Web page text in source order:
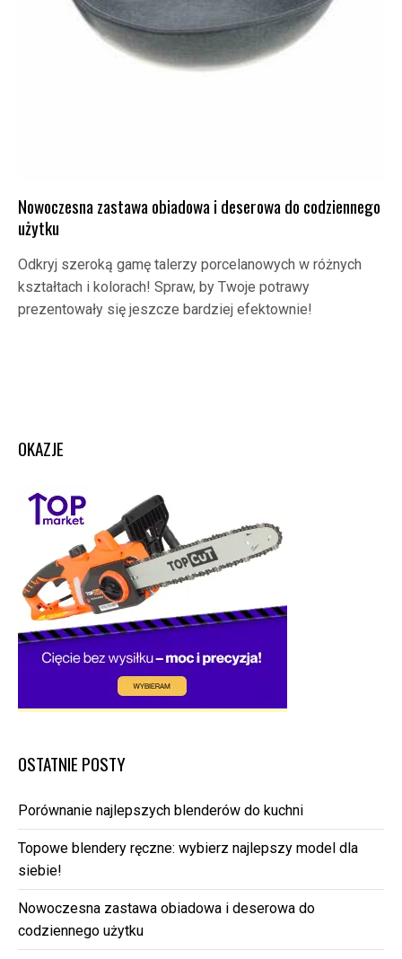
Nowoczesna zastawa obiadowa i deserowa do codziennego
użytku
Odkryj szeroką gamę talerzy porcelanowych w różnych
kształtach i kolorach! Spraw, by Twoje potrawy
prezentowały się jeszcze bardziej efektownie!
OKAZJE
OSTATNIE POSTY
Porównanie najlepszych blenderów do kuchni
Topowe blendery ręczne: wybierz najlepszy model dla
siebie!
Nowoczesna zastawa obiadowa i deserowa do
codziennego użytku